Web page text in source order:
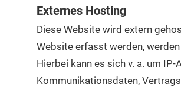
Externes Hosting
Diese Website wird extern
Website erfasst werden,
Hierbei kann es sich v. a. um
Kommunikationsdaten,